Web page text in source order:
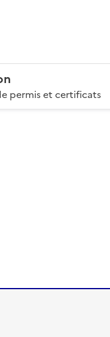
permis et certificats